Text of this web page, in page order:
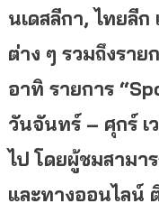
นเดสลีกา, ไทยลี
ต่าง ๆ รวมถึงรา
อาทิ รายการ
วันจันทร์ – ศุกร์ เ
ไป โดยผู้ชมสามา
และทางออนไลน์